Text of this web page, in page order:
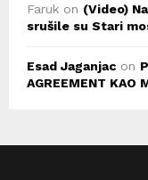
Faruk on (Video)
srušile su Stari
Esad Jaganjac on
AGREEMENT KAO